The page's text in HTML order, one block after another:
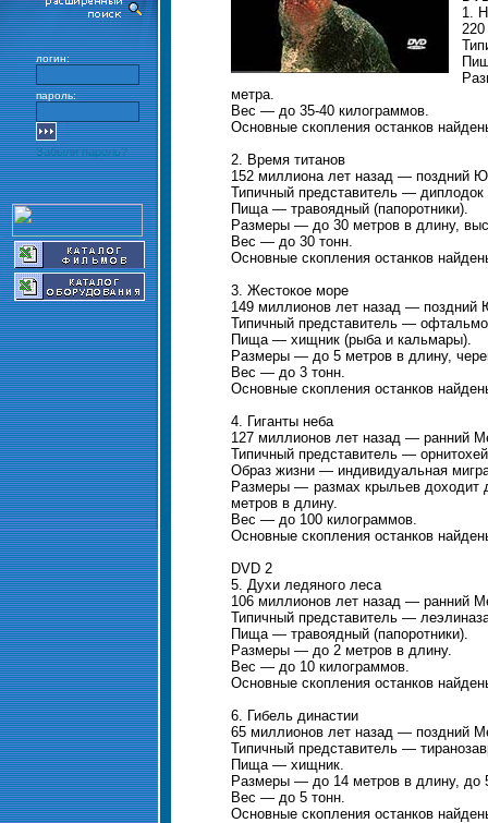
логин:
пароль:
Забыли пароль?
1.
метра.
Вес — до 35-40 килограммов.
Основные скопления останков
2. Время титанов
152 миллиона лет назад — поздний
Типичный представитель — диплодок
Пища — травоядный (папоротники).
Размеры — до 30 метров в длину,
Вес — до 30 тонн.
Основные скопления останков
3. Жестокое море
149 миллионов лет назад — поздний
Типичный представитель —
Пища — хищник (рыба и кальмары).
Размеры — до 5 метров в длину,
Вес — до 3 тонн.
Основные скопления останков
4. Гиганты неба
127 миллионов лет назад — ранний
Типичный представитель —
Образ жизни — индивидуальная
Размеры — размах крыльев
метров в длину.
Вес — до 100 килограммов.
Основные скопления останков
DVD 2
5. Духи ледяного леса
106 миллионов лет назад — ранний
Типичный представитель —
Пища — травоядный (папоротники).
Размеры — до 2 метров в длину.
Вес — до 10 килограммов.
Основные скопления останков
6. Гибель династии
65 миллионов лет назад — поздний
Типичный представитель —
Пища — хищник.
Размеры — до 14 метров в длину, до
Вес — до 5 тонн.
Основные скопления останков